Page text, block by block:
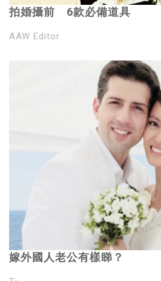
拍婚攝前 6款必備道具
AAW Editor
嫁外國人老公有樣睇？